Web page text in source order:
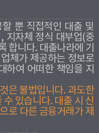
뿐 직접적인 대출 및
지자체 정식 대부업(중
합니다. 대출나라에 기
체가 제공하는 정보로
하여 어떠한 책임을 지
은 불법입니다. 과도한
있습니다. 대출 시 신
로 다른 금융거래가 제